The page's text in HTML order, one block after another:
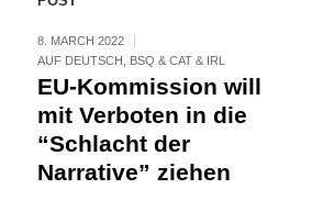
8. MARCH 2022
AUF DEUTSCH
BSQ & CAT & IRL
EU-Kommission will
mit Verboten in die
“Schlacht der
Narrative” ziehen